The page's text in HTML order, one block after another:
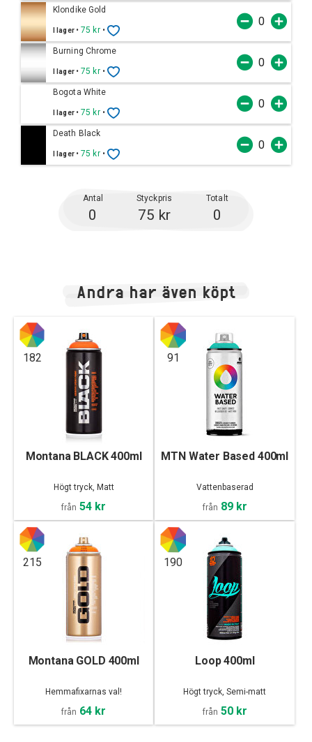
Klondike Gold
I lager •75 kr •
Burning Chrome
I lager •75 kr •
Bogota White
I lager •75 kr •
Death Black
I lager •75 kr •
Antal Styckpris Totalt
0 75 kr 0
Andra har även köpt
182
Montana BLACK 400ml
Högt tryck, Matt
från 54 kr
91
MTN Water Based 400ml
Vattenbaserad
från 89 kr
215
Montana GOLD 400ml
Hemmafixarnas val!
från 64 kr
190
Loop 400ml
Högt tryck, Semi-matt
från 50 kr